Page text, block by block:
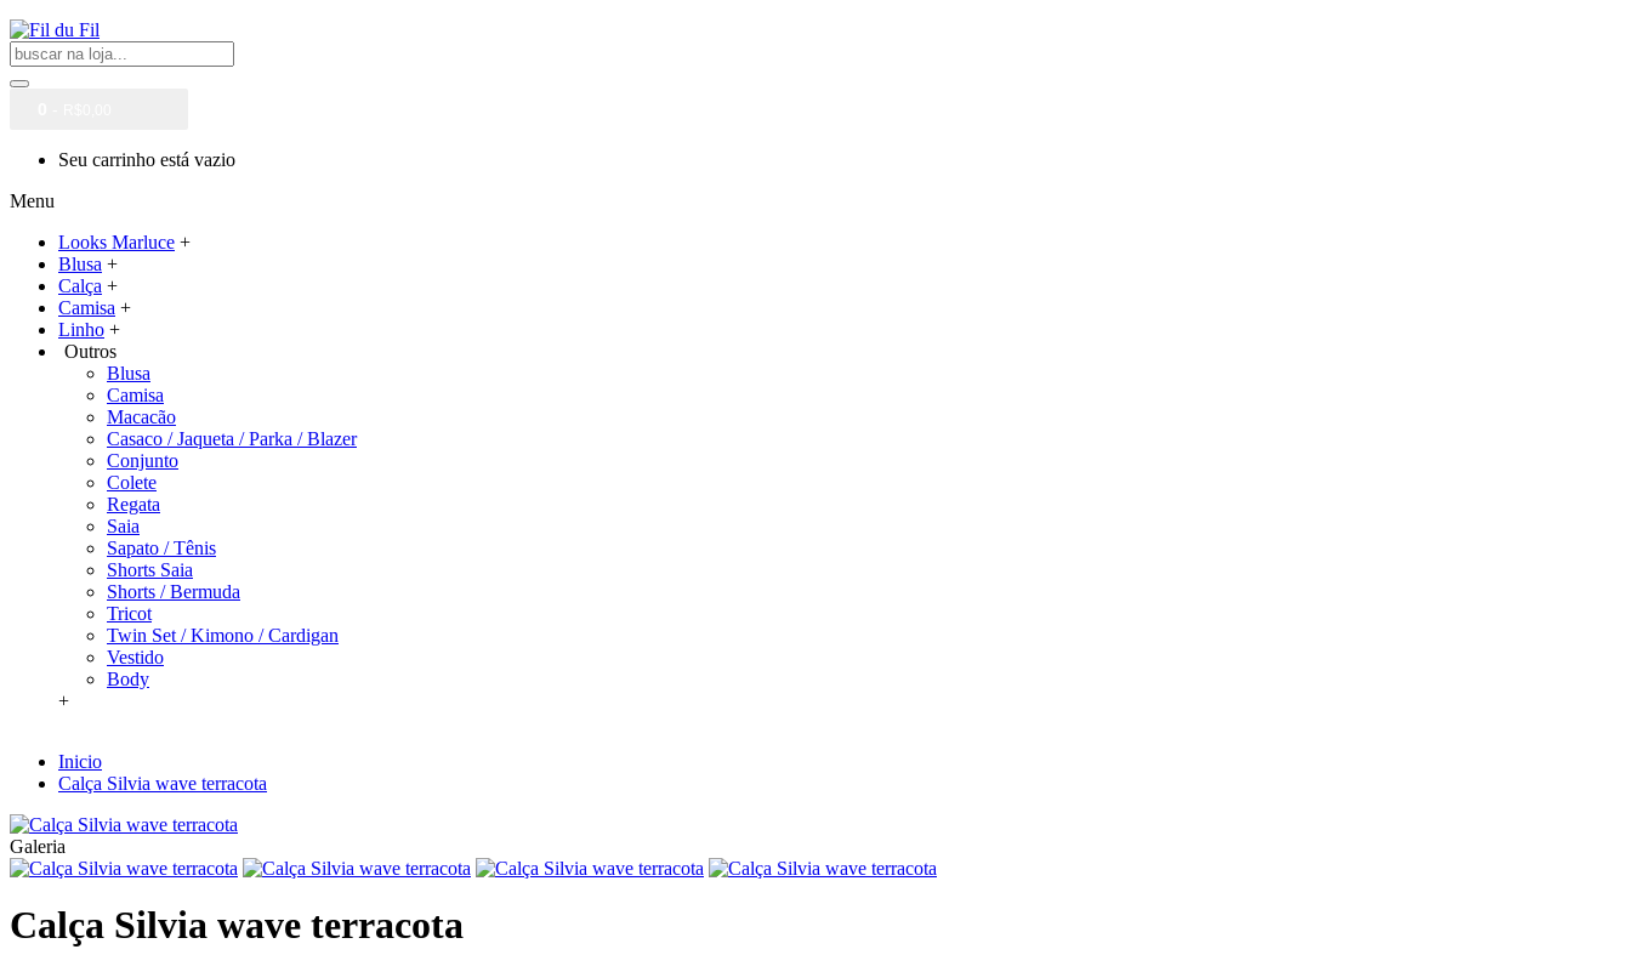
Seu carrinho está vazio
Menu
Looks Marluce +
Blusa +
Calça +
Camisa +
Linho +
Outros
Blusa
Camisa
Macacão
Casaco / Jaqueta / Parka / Blazer
Conjunto
Colete
Regata
Saia
Sapato / Tênis
Shorts Saia
Shorts / Bermuda
Tricot
Twin Set / Kimono / Cardigan
Vestido
Body
+
Inicio
Calça Silvia wave terracota
Galeria
Calça Silvia wave terracota